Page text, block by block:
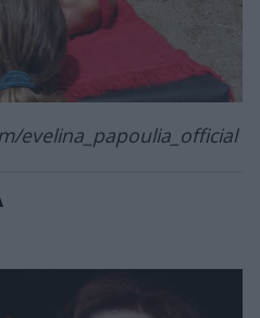
evelina_papoulia_official